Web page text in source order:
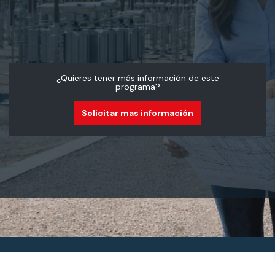
¿Quieres tener más información de este
programa?
Solicitar mas información